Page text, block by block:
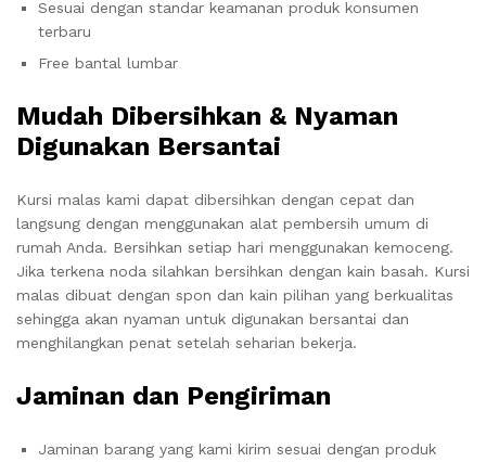
Sesuai dengan standar keamanan produk konsumen
terbaru
Free bantal lumbar
Mudah Dibersihkan & Nyaman
Digunakan Bersantai
Kursi malas kami dapat dibersihkan dengan cepat dan
langsung dengan menggunakan alat pembersih umum di
rumah Anda. Bersihkan setiap hari menggunakan kemoceng.
Jika terkena noda silahkan bersihkan dengan kain basah. Kursi
malas dibuat dengan spon dan kain pilihan yang berkualitas
sehingga akan nyaman untuk digunakan bersantai dan
menghilangkan penat setelah seharian bekerja.
Jaminan dan Pengiriman
Jaminan barang yang kami kirim sesuai dengan produk